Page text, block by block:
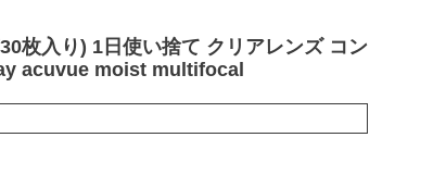
枚入り) 1日使い捨て クリアレンズ コン
acuvue moist multifocal